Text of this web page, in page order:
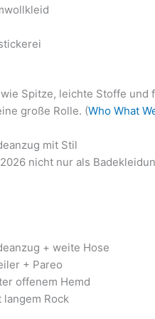
Spitze, leichte Stoffe
große Rolle. (Who What
mit Stil
nicht nur als
+ weite Hose
+ Pareo
offenem Hemd
langem Rock